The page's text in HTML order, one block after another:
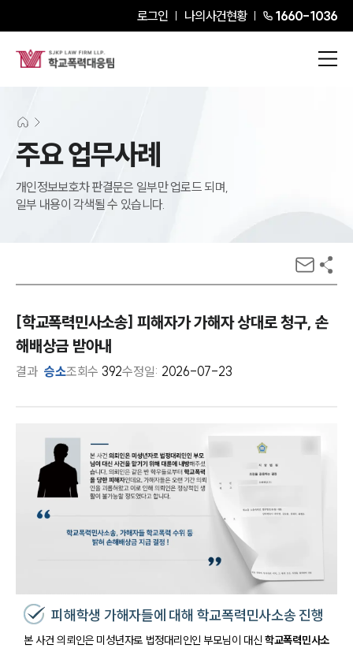
로그인 나의사건현황 1660-1036
주요 업무사례
개인정보보호차 판결문은 일부만 업로드 되며,
일부 내용이 각색될 수 있습니다.
[학교폭력민사소송] 피해자가 가해자 상대로 청구, 손
해배상금 받아내
결과 승소조회수 392수정일: 2026-07-23
피해학생 가해자들에 대해 학교폭력민사소송 진행
본 사건 의뢰인은 미성년자로 법정대리인인 부모님이 대신 학교폭력민사소